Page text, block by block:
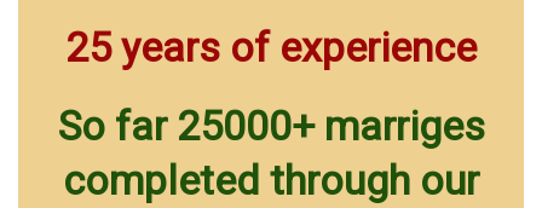
25 years of experience
So far 25000+ marriges
completed through our